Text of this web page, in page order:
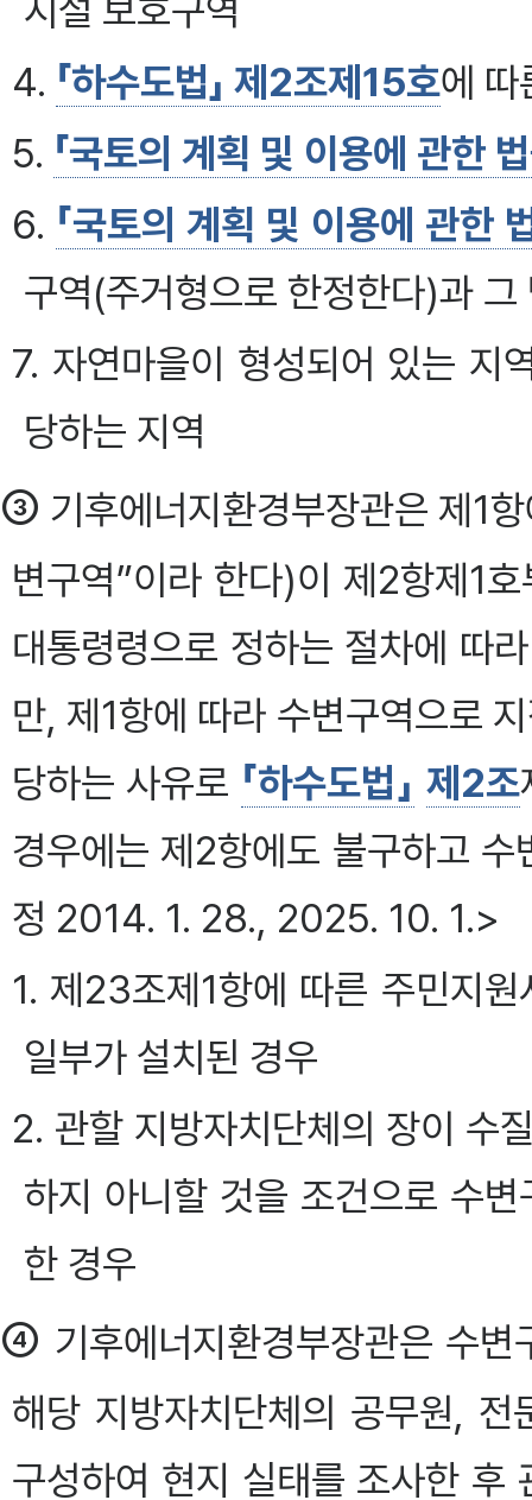
시설 보호구역
4. 「하수도법」 제2조제15호에 따
5. 「국토의 계획 및 이용에 관한
6. 「국토의 계획 및 이용에 관한
구역(주거형으로 한정한다)과
7. 자연마을이 형성되어 있는 지
당하는 지역
③ 기후에너지환경부장관은 제1
변구역”이라 한다)이 제2항제1
대통령령으로 정하는 절차에 따
만, 제1항에 따라 수변구역으로
당하는 사유로 「하수도법」 제2조
경우에는 제2항에도 불구하고
정 2014. 1. 28., 2025. 10. 1.>
1. 제23조제1항에 따른 주민지
일부가 설치된 경우
2. 관할 지방자치단체의 장이 수
하지 아니할 것을 조건으로 수
한 경우
④ 기후에너지환경부장관은 수
해당 지방자치단체의 공무원,
구성하여 현지 실태를 조사한 후